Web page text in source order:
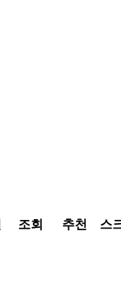
조회 추천 스